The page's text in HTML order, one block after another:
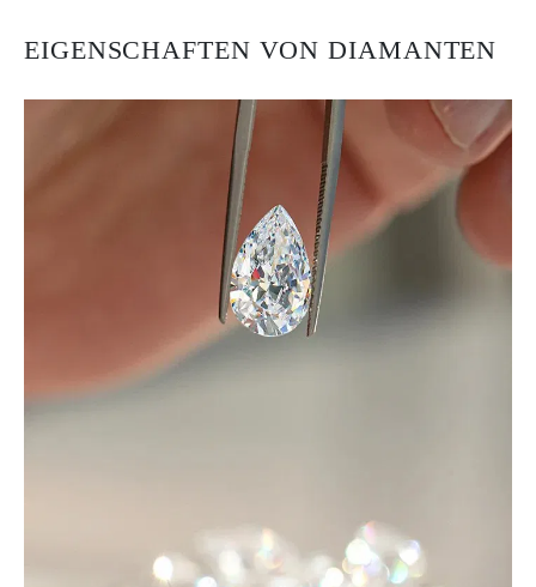
EIGENSCHAFTEN VON DIAMANTEN